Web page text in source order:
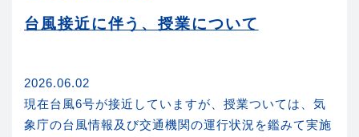
台風接近に伴う、授業について
2026.06.02
現在台風6号が接近していますが、授業ついては、気
象庁の台風情報及び交通機関の運行状況を鑑みて実施